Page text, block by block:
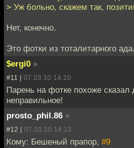
> Уж больно, скажем так,
Нет, конечно.
Это фотки из тоталитарного ада.
$ergi0 »
#11 | 07.03.10 14:10
Парень на фотке похоже сказал
неправильное!
prosto_phil.86 »
#12 | 07.03.10 14:13
Кому: Бешеный прапор, #9